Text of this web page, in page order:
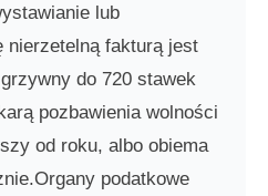
lub
nierzetelną fakturą jest
do 720 stawek
pozbawienia wolności
od roku, albo obiema
podatkowe